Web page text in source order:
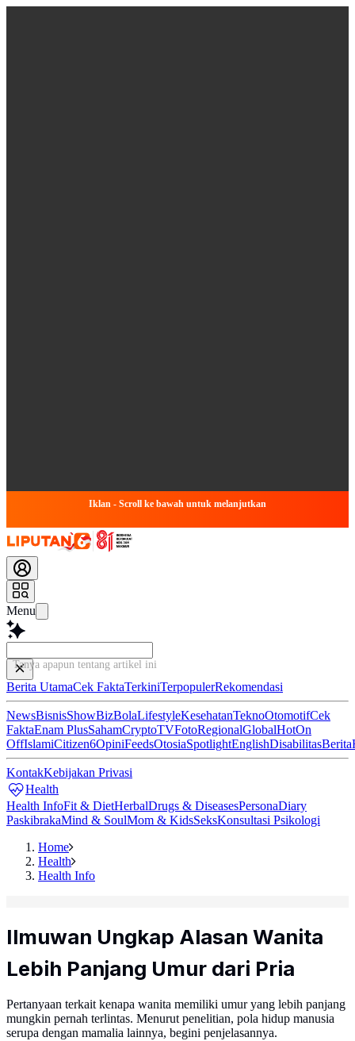
Iklan - Scroll ke bawah untuk melanjutkan
Menu
Tanya apapun tentang artikel ini...
Berita UtamaCek FaktaTerkiniTerpopulerRekomendasi
NewsBisnisShowBizBolaLifestyleKesehatanTeknoOtomotifCek
FaktaEnam PlusSahamCryptoTVFotoRegionalGlobalHotOn
OffIslamiCitizen6OpiniFeedsOtosiaSpotlightEnglishDisabilitasBerita
KontakKebijakan Privasi
Health
Health InfoFit & DietHerbalDrugs & DiseasesPersonaDiary
PaskibrakaMind & SoulMom & KidsSeksKonsultasi Psikologi
Home
Health
Health Info
Ilmuwan Ungkap Alasan Wanita
Lebih Panjang Umur dari Pria
Pertanyaan terkait kenapa wanita memiliki umur yang lebih panjang
mungkin pernah terlintas. Menurut penelitian, pola hidup manusia
serupa dengan mamalia lainnya, begini penjelasannya.